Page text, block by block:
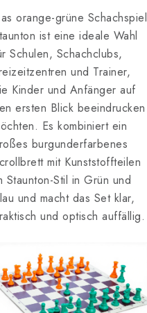
orange-grüne Schachspiel
ist eine ideale Wahl
Schulen, Schachclubs,
und Trainer,
Kinder und Anfänger auf
ersten Blick beeindrucken
Es kombiniert ein
burgunderfarbenes
mit Kunststoffteilen
Staunton-Stil in Grün und
und macht das Set klar,
und optisch auffällig.